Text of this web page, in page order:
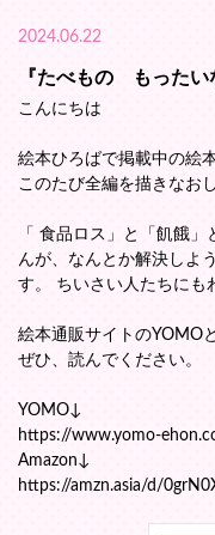
2024.06.22
『たべもの もったい
こんにちは
絵本ひろばで掲載中の絵
このたび全編を描きなお
「 食品ロス」と「飢餓
んが、なんとか解決しよ
す。 ちいさい人たちにも
絵本通販サイトのYOMO
ぜひ、読んでください。
YOMO↓
https://www.yomo-
Amazon↓
https://amzn.asia/d/